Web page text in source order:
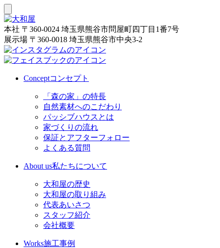
本社 〒360-0024 埼玉県熊谷市問屋町四丁目1番7号
展示場 〒360-0018 埼玉県熊谷市中央3-2
Conceptコンセプト
「森の家」の特長
自然素材へのこだわり
パッシブハウスとは
家づくりの流れ
保証とアフターフォロー
よくある質問
About us私たちについて
大和屋の歴史
大和屋の取り組み
代表あいさつ
スタッフ紹介
会社概要
Works施工事例